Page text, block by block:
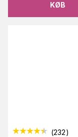
KØB
(232)